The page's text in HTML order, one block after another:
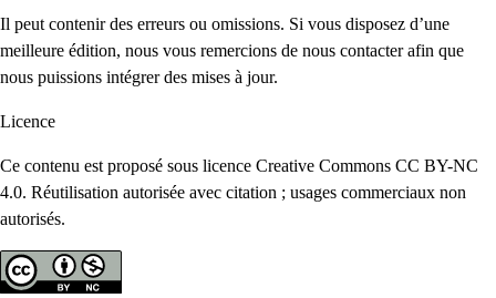
Il peut contenir des erreurs ou omissions. Si vous disposez d’une
meilleure édition, nous vous remercions de nous contacter afin que
nous puissions intégrer des mises à jour.
Licence
Ce contenu est proposé sous licence Creative Commons CC BY-NC
4.0. Réutilisation autorisée avec citation ; usages commerciaux non
autorisés.